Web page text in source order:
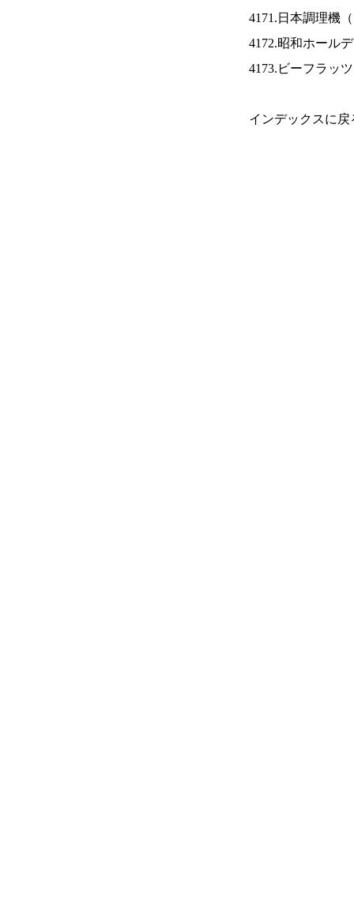
4171.日本調理機（
4172.昭和ホール
4173.ビーフラッ
インデックスに戻